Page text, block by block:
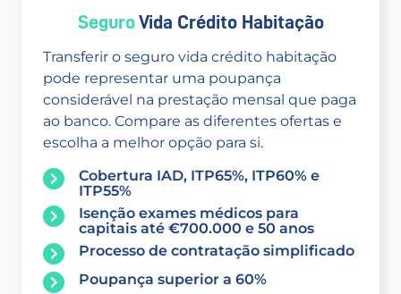
SeguroVida Crédito Habitação
Transferir o seguro vida crédito habitação
pode representar uma poupança
considerável na prestação mensal que paga
ao banco. Compare as diferentes ofertas e
escolha a melhor opção para si.
Cobertura IAD, ITP65%, ITP60% e
ITP55%
Isenção exames médicos para
capitais até €700.000 e 50 anos
Processo de contratação simplificado
Poupança superior a 60%